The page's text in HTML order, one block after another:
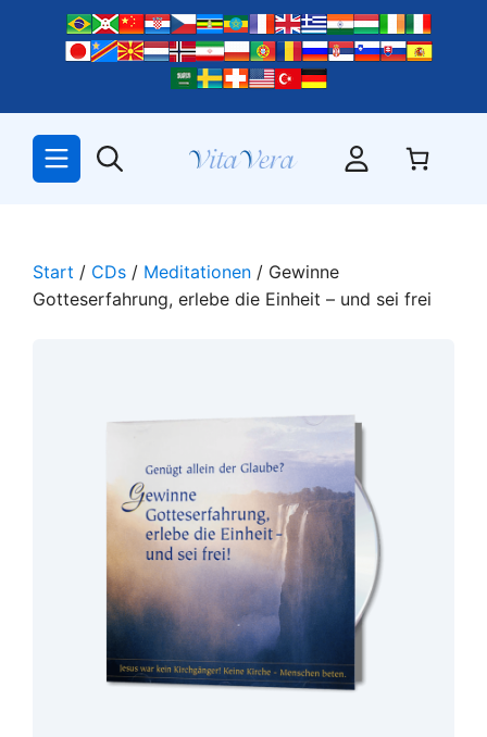
springen
Start / CDs / Meditationen / Gewinne
Gotteserfahrung, erlebe die Einheit – und sei frei